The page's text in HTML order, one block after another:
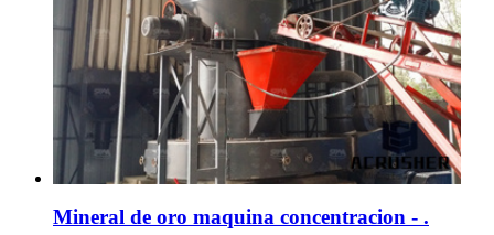
Mineral de oro maquina concentracion - .